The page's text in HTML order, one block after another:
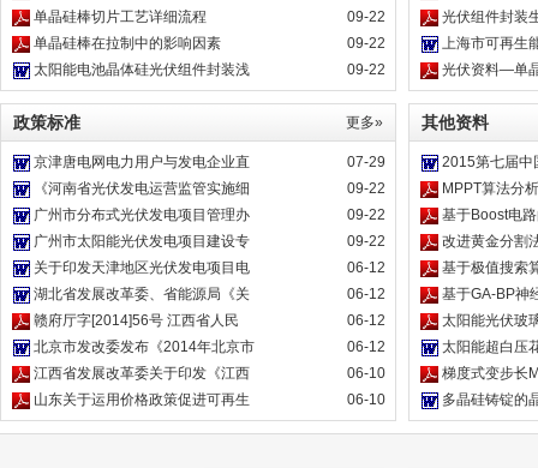
09-22
单晶硅棒切片工艺详细流程
09-22
单晶硅棒在拉制中的影响因素
09-22
太阳能电池晶体硅光伏组件封装浅
光伏组件封装
上海市可再生
光伏资料—单
更多»
政策标准
07-29
京津唐电网电力用户与发电企业直
09-22
《河南省光伏发电运营监管实施细
09-22
广州市分布式光伏发电项目管理办
09-22
广州市太阳能光伏发电项目建设专
06-12
关于印发天津地区光伏发电项目电
06-12
湖北省发展改革委、省能源局《关
06-12
赣府厅字[2014]56号 江西省人民
06-12
北京市发改委发布《2014年北京市
06-10
江西省发展改革委关于印发《江西
06-10
山东关于运用价格政策促进可再生
其他资料
2015第七届中
MPPT算法分析
基于Boost电
改进黄金分割
基于极值搜索
基于GA-BP神
太阳能光伏玻
太阳能超白压
梯度式变步长
多晶硅铸锭的